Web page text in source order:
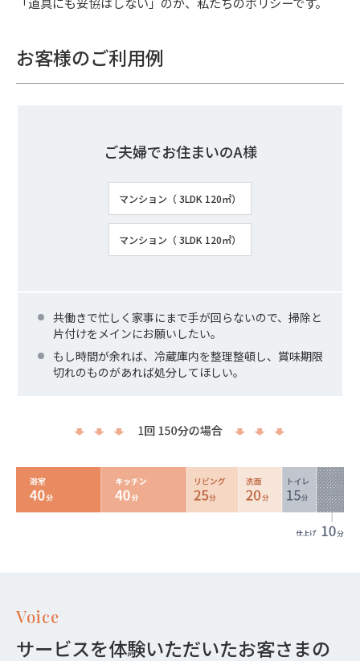
お客様のご利用例
ご夫婦でお住まいのA様
マンション（ 3LDK 120㎡）
マンション（ 3LDK 120㎡）
共働きで忙しく家事にまで手が回らないので、掃除と
片付けをメインにお願いしたい。
もし時間が余れば、冷蔵庫内を整理整頓し、賞味期限
切れのものがあれば処分してほしい。
Voice
サービスを体験いただいたお客さまの